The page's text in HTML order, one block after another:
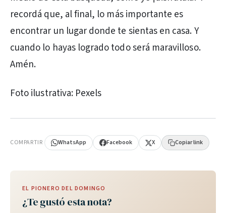
recordá que, al final, lo más importante es
encontrar un lugar donde te sientas en casa. Y
cuando lo hayas logrado todo será maravilloso.
Amén.
Foto ilustrativa: Pexels
COMPARTIR WhatsApp Facebook X Copiar link
EL PIONERO DEL DOMINGO
¿Te gustó esta nota?